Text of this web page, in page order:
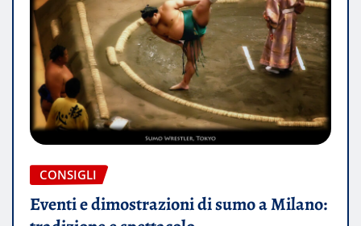
CONSIGLI
Eventi e dimostrazioni di sumo a Milano: